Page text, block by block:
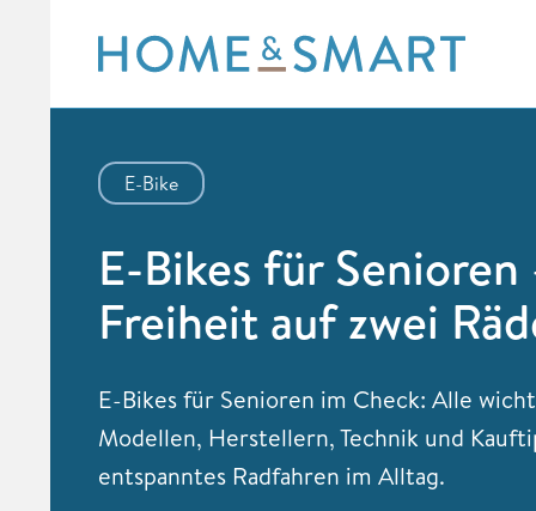
content
E-Bike
E-Bikes für Senioren
Freiheit auf zwei
E-Bikes für Senioren im Check: Alle
Modellen, Herstellern, Technik und
entspanntes Radfahren im Alltag.